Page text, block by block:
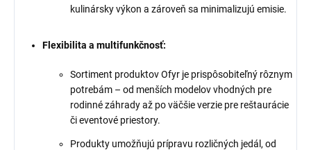
kulinársky výkon a zároveň sa minimalizujú emisie.
Flexibilita a multifunkčnosť:
Sortiment produktov Ofyr je prispôsobiteľný rôznym
potrebám – od menších modelov vhodných pre
rodinné záhrady až po väčšie verzie pre reštaurácie
či eventové priestory.
Produkty umožňujú prípravu rozličných jedál, od